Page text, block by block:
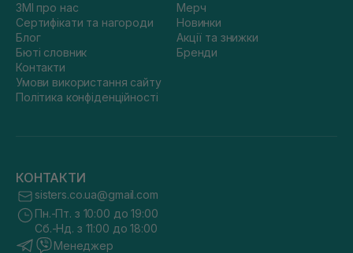
ЗМІ про нас
Сертифікати та нагороди
Блог
Бюті словник
Контакти
Умови використання сайту
Політика конфіденційності
Мерч
Новинки
Акції та знижки
Бренди
КОНТАКТИ
sisters.co.ua@gmail.com
Пн.-Пт. з 10:00 до 19:00
Сб.-Нд. з 11:00 до 18:00
Менеджер